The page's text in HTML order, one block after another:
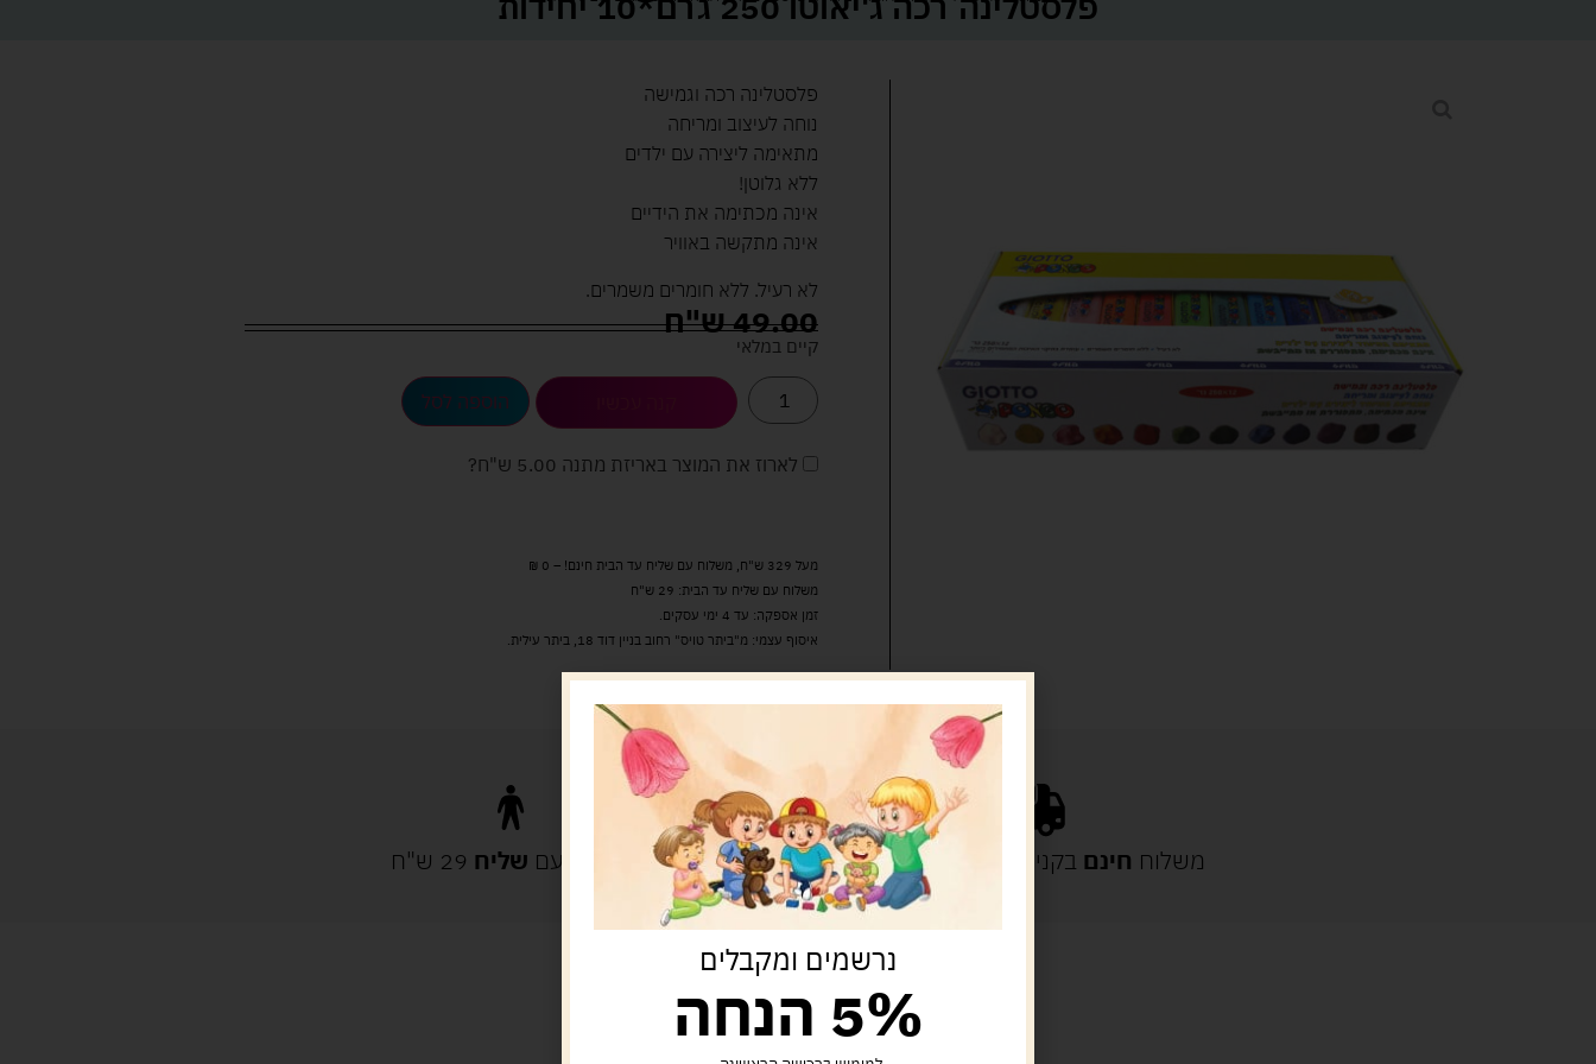
פלסטלינה רכה וגמישה
נוחה לעיצוב ומריחה
מתאימה ליצירה עם ילדים
ללא גלוטן!
אינה מכתימה את הידיים
אינה מתקשה באוויר
לא רעיל. ללא חומרים משמרים.
49.00ש"ח
קיים במלאי
הוספה לסל
לארוז את המוצר באריזת מתנה 5.00 ש"ח ?
מעל 329 ש"ח, משלוח עם שליח עד הבית חינם! – 0 ₪
משלוח עם שליח עד הבית: 29 ש"ח
זמן אספקה: עד 4 ימי עסקים.
איסוף עצמי: מ"ביתר טויס" רחוב בניין דוד 18, ביתר עילית.
משלוח חינם בקנייה מעל 329 ש"ח משלוח עם שליח 29 ש"ח
נרשמים ומקבלים
5% הנחה